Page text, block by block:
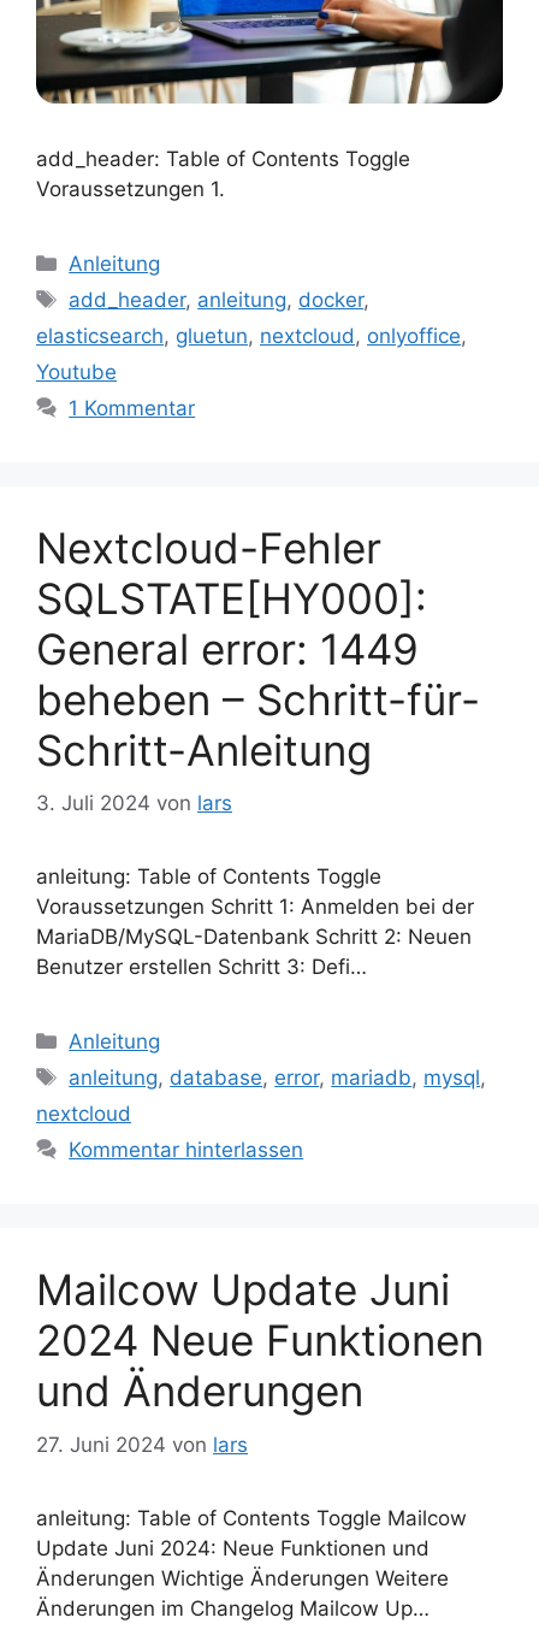
add_header: Table of Contents Toggle
Voraussetzungen 1.
Kategorien
Anleitung
Schlagwörter
add_header, anleitung, docker,
elasticsearch, gluetun, nextcloud , onlyoffice,
Youtube
1 Kommentar
Nextcloud-Fehler
SQLSTATE[HY000]:
General error: 1449
beheben – Schritt-für-
Schritt-Anleitung
3. Juli 2024 von lars
anleitung: Table of Contents Toggle
Voraussetzungen Schritt 1: Anmelden bei der
MariaDB/MySQL-Datenbank Schritt 2: Neuen
Benutzer erstellen Schritt 3: Defi…
Kategorien
Anleitung
Schlagwörter
anleitung, database, error, mariadb, mysql,
nextcloud
Kommentar hinterlassen
Mailcow Update Juni
2024 Neue Funktionen
und Änderungen
27. Juni 2024 von lars
anleitung: Table of Contents Toggle Mailcow
Update Juni 2024: Neue Funktionen und
Änderungen Wichtige Änderungen Weitere
Änderungen im Changelog Mailcow Up…